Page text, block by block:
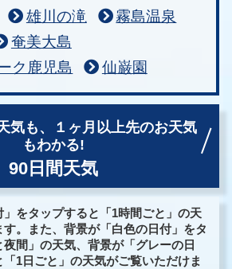
雄川の滝
霧島温泉
奄美大島
ク鹿児島
仙巌園
気も、
１ヶ月以上先のお天気
もわかる!
90日間天気
をタップすると「1時間ごと」の天
。また、背景が「白色の日付」をタ
間」の天気、背景が「グレーの日
1日ごと」の天気がご覧いただけま